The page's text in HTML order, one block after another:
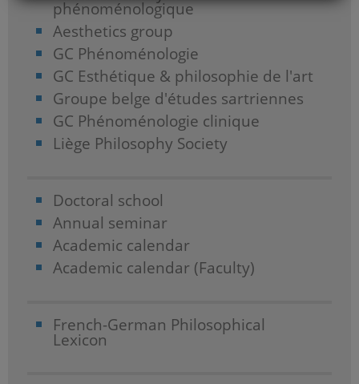
phénoménologique
Aesthetics group
GC Phénoménologie
GC Esthétique & philosophie de l'art
Groupe belge d'études sartriennes
GC Phénoménologie clinique
Liège Philosophy Society
Doctoral school
Annual seminar
Academic calendar
Academic calendar (Faculty)
French-German Philosophical
Lexicon